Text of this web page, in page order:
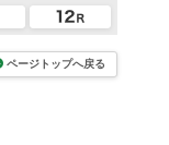
ページトップへ戻る